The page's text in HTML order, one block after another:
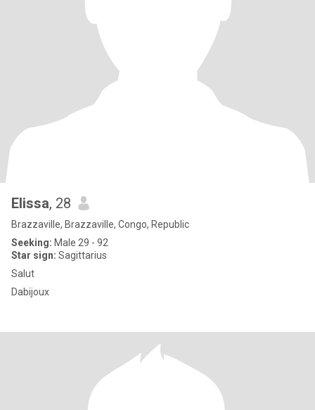
Elissa, 28
Brazzaville, Brazzaville, Congo, Republic
Seeking: Male 29 - 92
Star sign: Sagittarius
Salut
Dabijoux